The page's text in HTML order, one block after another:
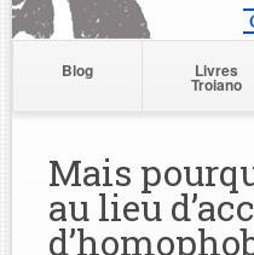
Blog Livres
Troiano
Mais
au lieu